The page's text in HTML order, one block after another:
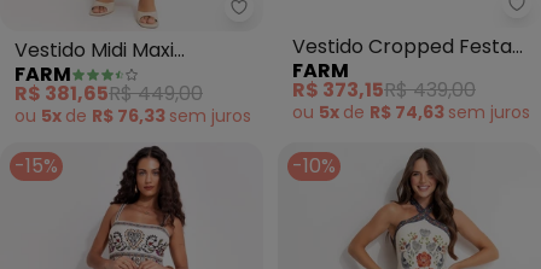
Farm - Vestido Midi Maxi
Vestido Midi Maxi
Estrelicia (Bege)
FARM
R$ 381,65R$ 449,00
ou 5x de R$ 76,33 sem juros
Vestido Cropped Festa
de Concha (Rosa)
FARM
R$ 373,15R$ 439,00
ou 5x de R$ 74,63 semjuros
-15% -10%